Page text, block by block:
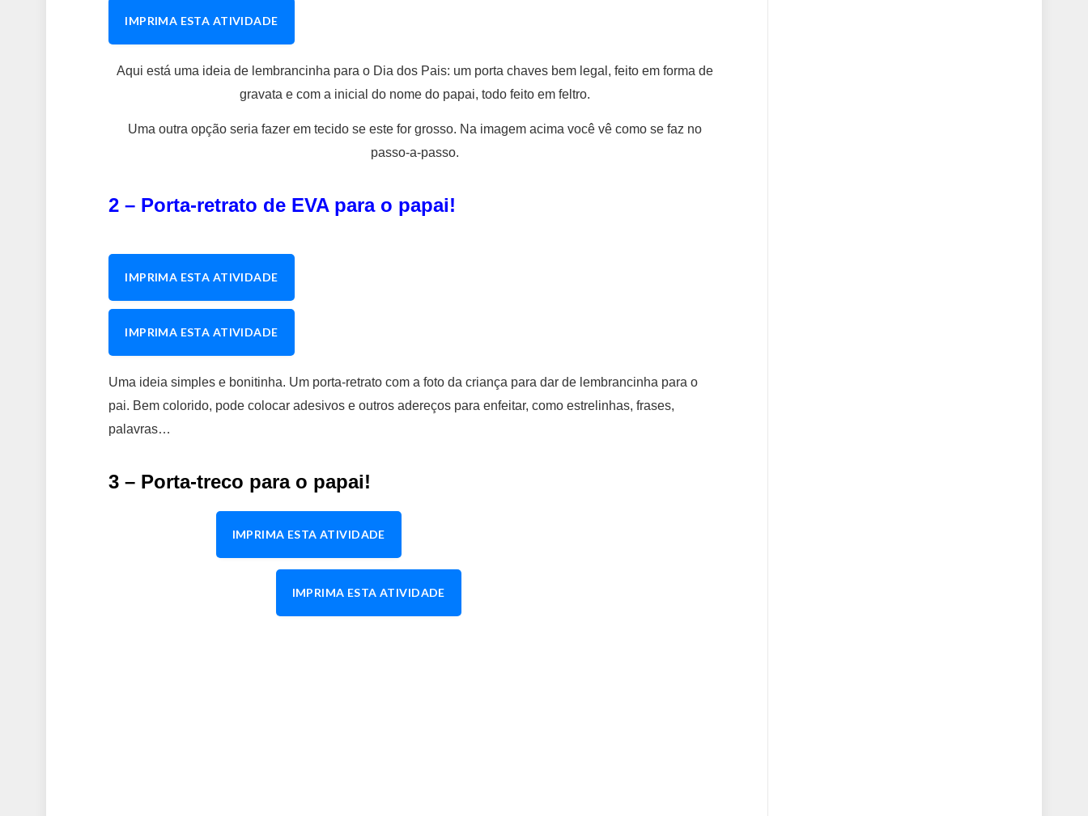
IMPRIMA ESTA ATIVIDADE
Aqui está uma ideia de lembrancinha para o Dia dos Pais: um porta chaves bem legal, feito em forma de
gravata e com a inicial do nome do papai, todo feito em feltro.
Uma outra opção seria fazer em tecido se este for grosso. Na imagem acima você vê como se faz no
passo-a-passo.
2 – Porta-retrato de EVA para o papai!
IMPRIMA ESTA ATIVIDADE
IMPRIMA ESTA ATIVIDADE
Uma ideia simples e bonitinha. Um porta-retrato com a foto da criança para dar de lembrancinha para o
pai. Bem colorido, pode colocar adesivos e outros adereços para enfeitar, como estrelinhas, frases,
palavras…
3 – Porta-treco para o papai!
IMPRIMA ESTA ATIVIDADE
IMPRIMA ESTA ATIVIDADE